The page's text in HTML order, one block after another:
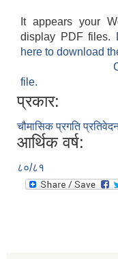
It appears your
display PDF files.
here to download
file.
प्रकार:
चौमासिक प्रगति
आर्थिक वर्ष:
८०/८१